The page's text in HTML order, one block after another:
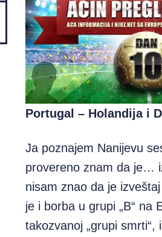
Portugal – Holandija i
Ja poznajem Nanijevu
provereno znam da je…
nisam znao da je
je i borba u grupi „B“ na
takozvanoj „grupi